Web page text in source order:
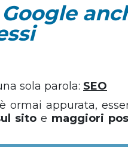
sola parola: SEO
ormai appurata,
sito e maggiori